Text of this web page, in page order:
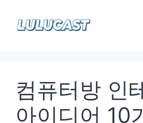
컴퓨터방 인
아이디어 10